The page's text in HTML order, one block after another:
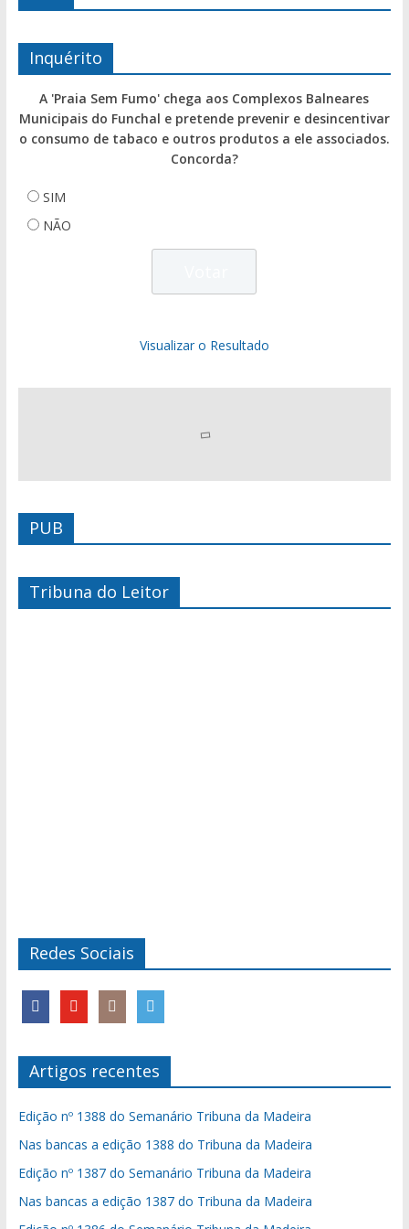
Inquérito
A 'Praia Sem Fumo' chega aos Complexos Balneares
Municipais do Funchal e pretende prevenir e desincentivar
o consumo de tabaco e outros produtos a ele associados.
Concorda?
SIM
NÃO
Visualizar o Resultado
PUB
Tribuna do Leitor
Redes Sociais
Artigos recentes
Edição nº 1388 do Semanário Tribuna da Madeira
Nas bancas a edição 1388 do Tribuna da Madeira
Edição nº 1387 do Semanário Tribuna da Madeira
Nas bancas a edição 1387 do Tribuna da Madeira